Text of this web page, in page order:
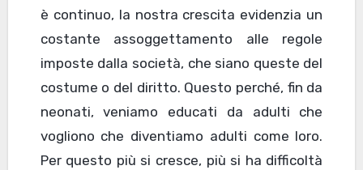
è continuo, la nostra crescita evidenzia un
costante assoggettamento alle regole
imposte dalla società, che siano queste del
costume o del diritto. Questo perché, fin da
neonati, veniamo educati da adulti che
vogliono che diventiamo adulti come loro.
Per questo più si cresce, più si ha difficoltà